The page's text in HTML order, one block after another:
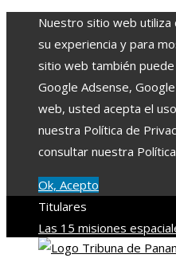
Nuestro sitio web utiliza
su experiencia y para
sitio web también
Google Adsense,
web, usted acepta el
nuestra Política de
consultar nuestra
Ok, Acepto
Titulares
Las 15 misiones
exploración del cosmos